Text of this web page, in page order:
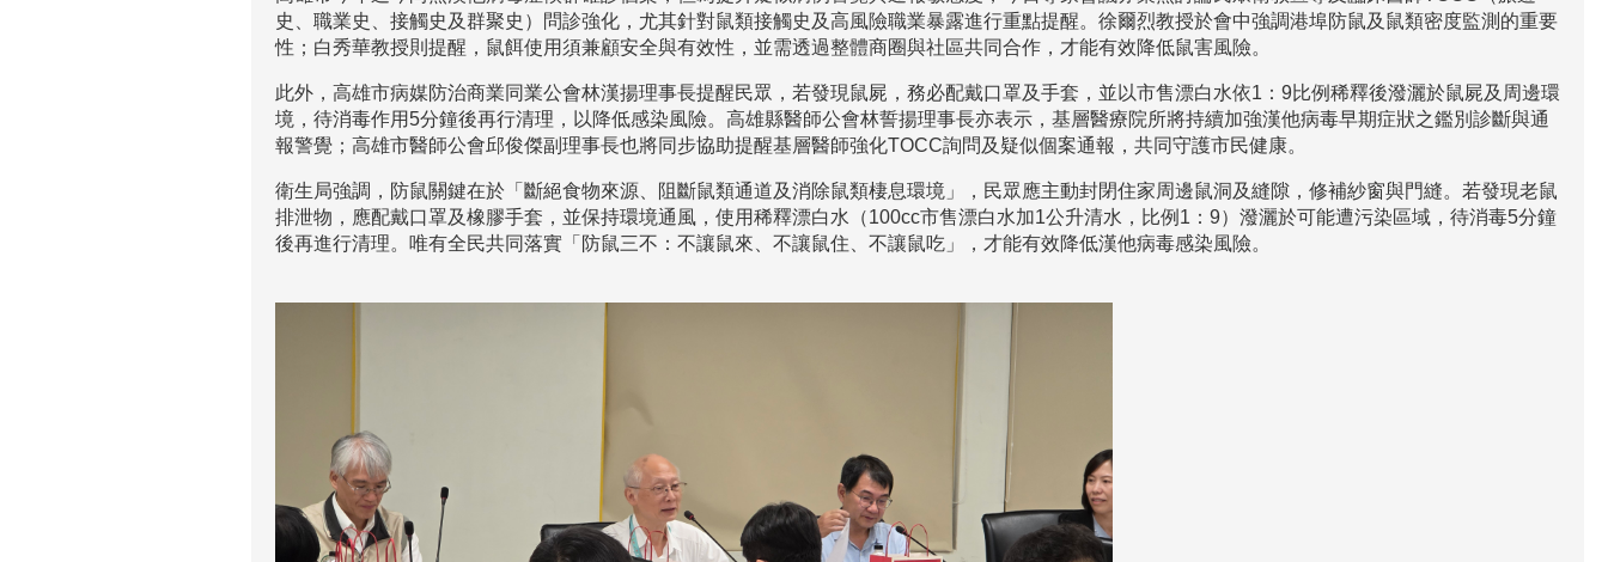
史、職業史、接觸史及群聚史）問診強化，尤其針對鼠類接觸史及高風險職業暴露進行重點提醒。徐爾烈教授於會中強調港埠防鼠及鼠類密度監測的重要
性；白秀華教授則提醒，鼠餌使用須兼顧安全與有效性，並需透過整體商圈與社區共同合作，才能有效降低鼠害風險。
此外，高雄市病媒防治商業同業公會林漢揚理事長提醒民眾，若發現鼠屍，務必配戴口罩及手套，並以市售漂白水依1：9比例稀釋後潑灑於鼠屍及周邊環
境，待消毒作用5分鐘後再行清理，以降低感染風險。高雄縣醫師公會林誓揚理事長亦表示，基層醫療院所將持續加強漢他病毒早期症狀之鑑別診斷與通
報警覺；高雄市醫師公會邱俊傑副理事長也將同步協助提醒基層醫師強化TOCC詢問及疑似個案通報，共同守護市民健康。
衛生局強調，防鼠關鍵在於「斷絕食物來源、阻斷鼠類通道及消除鼠類棲息環境」，民眾應主動封閉住家周邊鼠洞及縫隙，修補紗窗與門縫。若發現老鼠
排泄物，應配戴口罩及橡膠手套，並保持環境通風，使用稀釋漂白水（100cc市售漂白水加1公升清水，比例1：9）潑灑於可能遭污染區域，待消毒5分鐘
後再進行清理。唯有全民共同落實「防鼠三不：不讓鼠來、不讓鼠住、不讓鼠吃」，才能有效降低漢他病毒感染風險。